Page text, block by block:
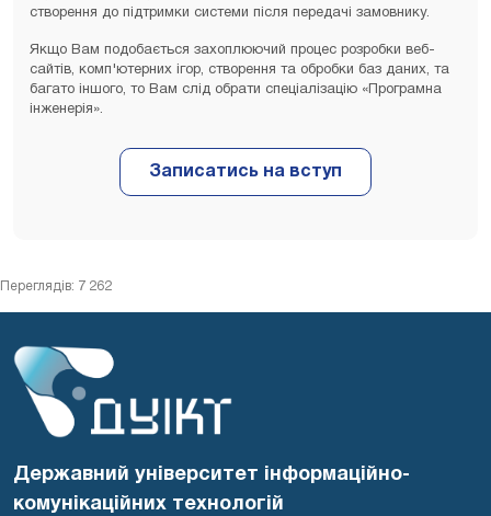
створення до підтримки системи після передачі замовнику.
Якщо Вам подобається захоплюючий процес розробки веб-
сайтів, комп'ютерних ігор, створення та обробки баз даних, та
багато іншого, то Вам слід обрати спеціалізацію «Програмна
інженерія».
Переглядів: 7 262
Державний університет інформаційно-
комунікаційних технологій